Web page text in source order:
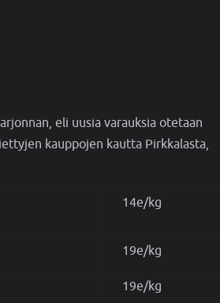
eli uusia varauksia otetaan
kauppojen kautta Pirkkalasta,
14e/kg
19e/kg
19e/kg